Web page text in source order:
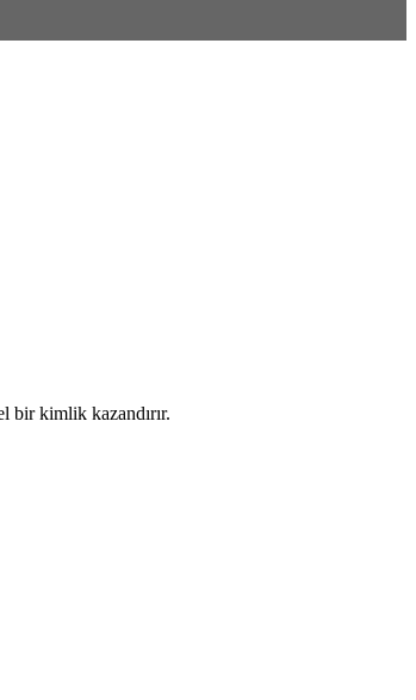
bir kimlik kazandırır.